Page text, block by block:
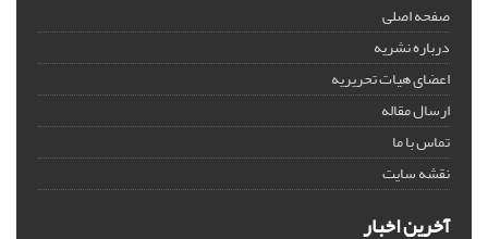
صفحه اصلی
درباره نشریه
اعضای هیات تحریریه
ارسال مقاله
تماس با ما
نقشه سایت
آخرین اخبار